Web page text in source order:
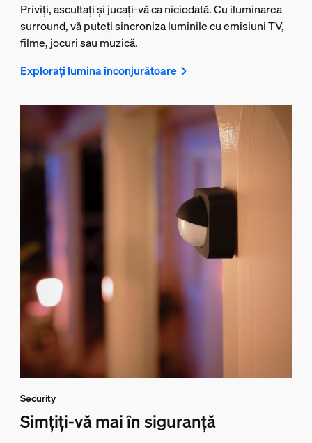
Priviți, ascultați și jucați-vă ca niciodată. Cu iluminarea
surround, vă puteți sincroniza luminile cu emisiuni TV,
filme, jocuri sau muzică.
Explorați lumina înconjurătoare
Security
Simțiți-vă mai în siguranță